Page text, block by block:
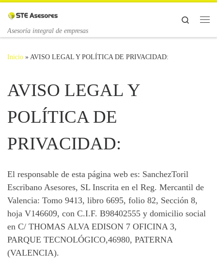
Saltar al contenido
Asesoría integral de empresas
Search
Inicio »AVISO LEGAL Y POLÍTICA DE PRIVACIDAD:
AVISO LEGAL Y
POLÍTICA DE
PRIVACIDAD:
El responsable de esta página web es: SanchezToril
Escribano Asesores, SL Inscrita en el Reg. Mercantil de
Valencia: Tomo 9413, libro 6695, folio 82, Sección 8,
hoja V146609, con C.I.F. B98402555 y domicilio social
en C/ THOMAS ALVA EDISON 7 OFICINA 3,
PARQUE TECNOLÓGICO,46980, PATERNA
(VALENCIA).